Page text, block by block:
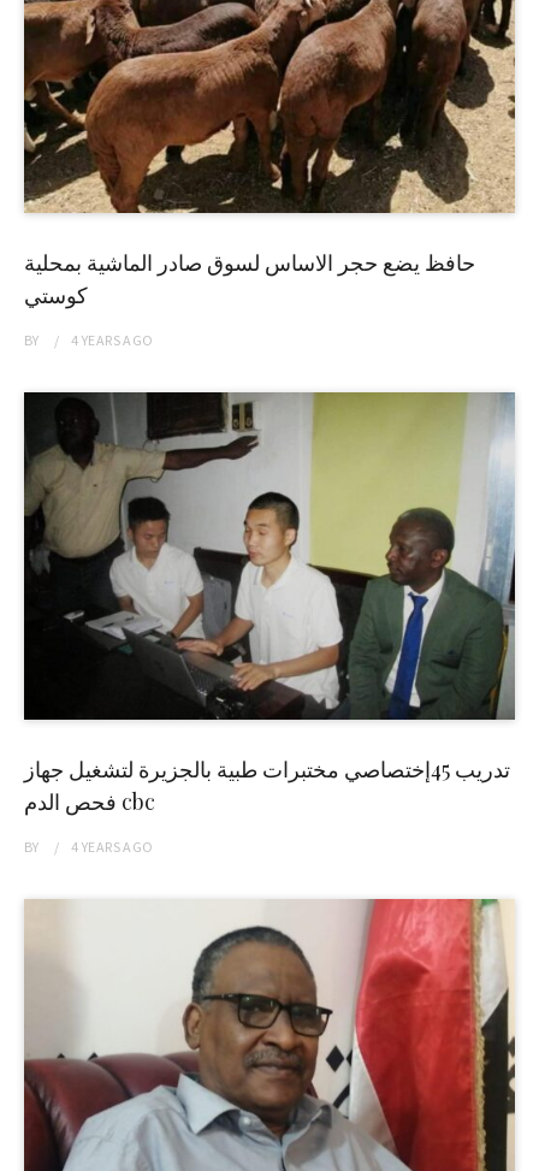
حافظ يضع حجر الاساس لسوق صادر الماشية بمحلية
كوستي
BY 4 YEARSAGO
تدريب 45إختصاصي مختبرات طبية بالجزيرة لتشغيل جهاز
فحص الدم cbc
BY 4 YEARSAGO